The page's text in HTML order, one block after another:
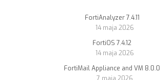
FortiAnalyzer 7.4.11
14 maja 2026
FortiOS 7.4.12
14 maja 2026
FortiMail Appliance and VM 8.0.0
7 maja 2026